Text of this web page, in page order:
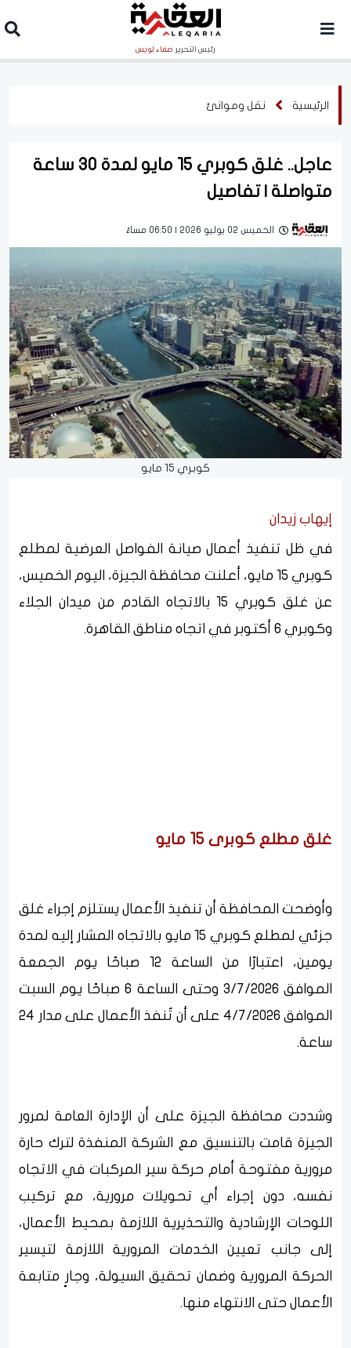
رئيس التحرير صفاء لويس
الرئيسية نقل وموانئ
عاجل.. غلق كوبري 15 مايو لمدة 30 ساعة
متواصلة | تفاصيل
الخميس 02 يوليو 2026 | 06:50 مساءً
كوبري 15 مايو
إيهاب زيدان
في ظل تنفيذ أعمال صيانة الفواصل العرضية لمطلع
كوبري 15 مايو، أعلنت محافظة الجيزة، اليوم الخميس،
عن غلق كوبري 15 بالاتجاه القادم من ميدان الجلاء
وكوبري 6 أكتوبر في اتجاه مناطق القاهرة.
غلق مطلع كوبرى 15 مايو
وأوضحت المحافظة أن تنفيذ الأعمال يستلزم إجراء غلق
جزئي لمطلع كوبري 15 مايو بالاتجاه المشار إليه لمدة
يومين، اعتبارًا من الساعة 12 صباحًا يوم الجمعة
الموافق 3/7/2026 وحتى الساعة 6 صباحًا يوم السبت
الموافق 4/7/2026 على أن تُنفذ الأعمال على مدار 24
ساعة.
وشددت محافظة الجيزة على أن الإدارة العامة لمرور
الجيزة قامت بالتنسيق مع الشركة المنفذة لترك حارة
مرورية مفتوحة أمام حركة سير المركبات في الاتجاه
نفسه، دون إجراء أي تحويلات مرورية، مع تركيب
اللوحات الإرشادية والتحذيرية اللازمة بمحيط الأعمال،
إلى جانب تعيين الخدمات المرورية اللازمة لتيسير
الحركة المرورية وضمان تحقيق السيولة، وجارٍ متابعة
الأعمال حتى الانتهاء منها.